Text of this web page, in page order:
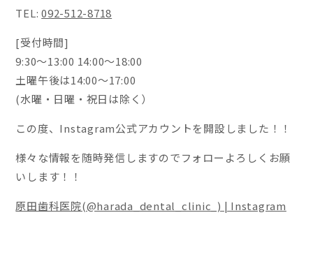
TEL:092-512-8718
[受付時間]
9:30〜13:00 14:00〜18:00
土曜午後は14:00〜17:00
(水曜・日曜・祝日は除く）
この度、Instagram公式アカウントを開設しました！！
様々な情報を随時発信しますのでフォローよろしくお願
いします！！
原田歯科医院(@harada_dental_clinic_) | Instagram